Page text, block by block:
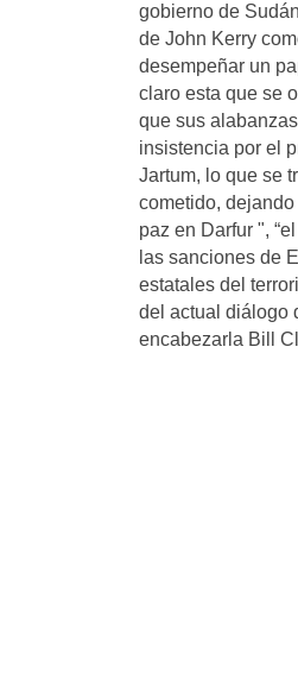
gobierno de
de John Kerry
desempeñar un
claro esta que se
que sus
insistencia por el
Jartum, lo que se
cometido,
paz en Darfur ",
las sanciones de
estatales del
del actual diálogo
encabezarla Bill